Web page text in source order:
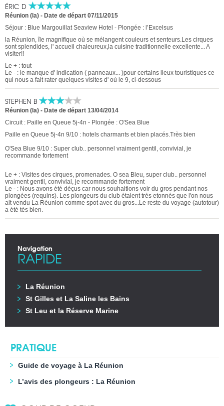
ÉRIC D
Réunion (la) - Date de départ 07/11/2015
Séjour : Blue Margouillat Seaview Hotel - Plongée : l’Excelsus
la Réunion, île magnifique où se mélangent couleurs et senteurs.Les cirques
sont splendides, l' accueil chaleureux,la cuisine traditionnelle excellente... A
visiter!!
Le + : tout
Le - : le manque d' indication ( panneaux... )pour certains lieux touristiques ce
qui nous a fait rater quelques visites d' où le 9, ci-dessous
STEPHEN B
Réunion (la) - Date de départ 13/04/2014
Circuit : Paille en Queue 5j-4n - Plongée : O'Sea Blue
Paille en Queue 5j-4n 9/10 : hotels charmants et bien placés.Très bien
O'Sea Blue 9/10 : Super club.. personnel vraiment gentil, convivial, je
recommande fortement
Le + : Visites des cirques, promenades. O sea Bleu, super club.. personnel
vraiment gentil, convivial, je recommande fortement
Le - : Nous avons été déçus car nous souhaitions voir du gros pendant nos
plongées (requins). Les plongeurs du club étaient très etonnés que l'on nous
ait vendu La Réunion comme spot avec du gros...Le reste du voyage (autotour)
a été tés bien.
Navigation
RAPIDE
La Réunion
St Gilles et La Saline les Bains
St Leu et la Réserve Marine
PRATIQUE
Guide de voyage à La Réunion
L’avis des plongeurs : La Réunion